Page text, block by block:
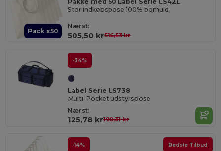
Pack x50
Pakke med 50 Label Serie LS42L
Stor indkøbspose 100% bomuld
Nærst:
505,50 kr516,53 kr
-34%
Label Serie LS738
Multi-Pocket udstyrspose
Nærst:
125,78 kr190,31 kr
-14% Bedste Tilbud